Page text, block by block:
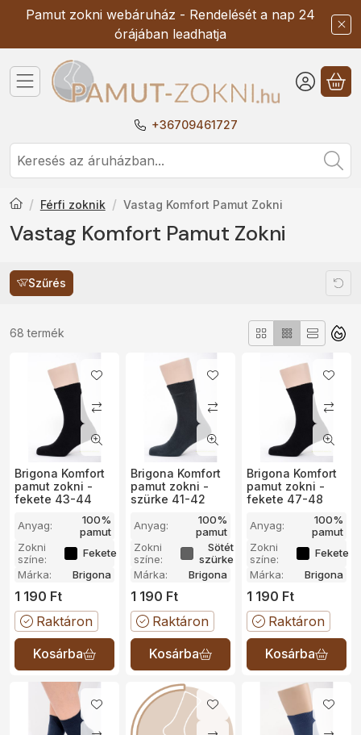
Pamut zokni webáruház - Rendelését a nap 24
órájában leadhatja
+36709461727
Férfi zoknik Vastag Komfort Pamut Zokni
Vastag Komfort Pamut Zokni
Szűrés
Összes termék a kategóriában
68 termék
Brigona Komfort
pamut zokni -
fekete 43-44
Anyag:
100%
pamut
Zokni
színe:
Fekete
Márka:
Brigona
1 190 Ft
Raktáron
Brigona Komfort
pamut zokni -
szürke 41-42
Anyag:
100%
pamut
Zokni
színe:
Sötét
szürke
Márka:
Brigona
1 190 Ft
Raktáron
Brigona Komfort
pamut zokni -
fekete 47-48
Anyag:
100%
pamut
Zokni
színe:
Fekete
Márka:
Brigona
1 190 Ft
Raktáron